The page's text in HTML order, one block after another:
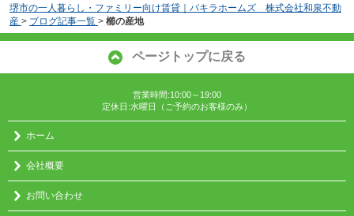
堺市の一人暮らし・ファミリー向け賃貸｜パキラホームズ 株式会社和泉不動
産 > ブログ記事一覧 > 櫛の産地
ページトップに戻る
営業時間:10:00～19:00
定休日:水曜日（ご予約のお客様のみ）
ホーム
会社概要
お問い合わせ